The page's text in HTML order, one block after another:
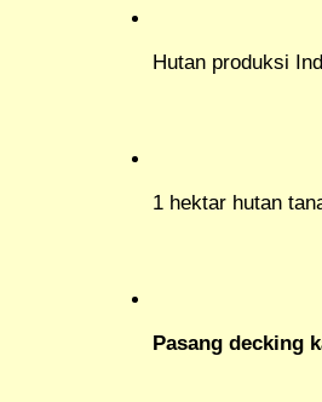
Hutan produksi
1 hektar hutan
Pasang decking